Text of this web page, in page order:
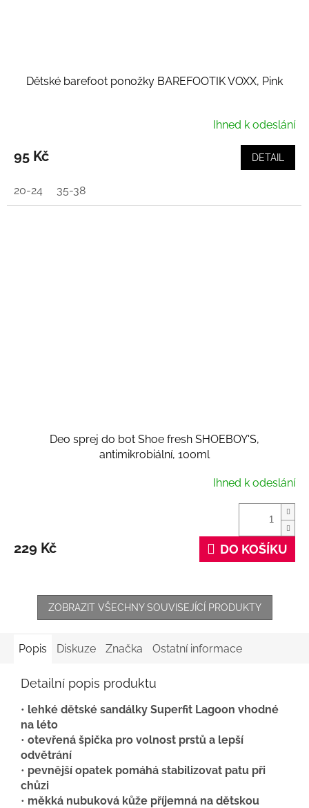
Dětské barefoot ponožky BAREFOOTIK VOXX, Pink
Ihned k odeslání
95 Kč DETAIL
20-24 35-38
Deo sprej do bot Shoe fresh SHOEBOY'S,
antimikrobiální, 100ml
Ihned k odeslání
229 Kč DO KOŠÍKU
ZOBRAZIT VŠECHNY SOUVISEJÍCÍ PRODUKTY
Popis Diskuze Značka Ostatní informace
Detailní popis produktu
• lehké dětské sandálky Superfit Lagoon vhodné
na léto
• otevřená špička pro volnost prstů a lepší
odvětrání
• pevnější opatek pomáhá stabilizovat patu při
chůzi
• měkká nubuková kůže příjemná na dětskou